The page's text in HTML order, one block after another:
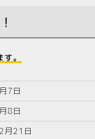
。
7日
8日
月21日